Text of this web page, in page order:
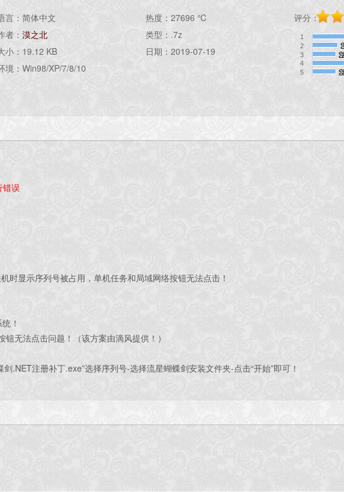
言：简体中文
者：漠之北
小：19.12 KB
境：Win98/XP/7/8/10
热度： 27696 ℃
类型：.7z
日期：2019-07-19
评分：
1
2
3
4
5
错误
时显示序列号被占用，单机任务和局域网络按钮无法点击！
！
无法点击问题！（该方案由滴风提供！）
.NET注册补丁.exe”选择序列号-选择流星蝴蝶剑安装文件夹-点击“开始”即可！